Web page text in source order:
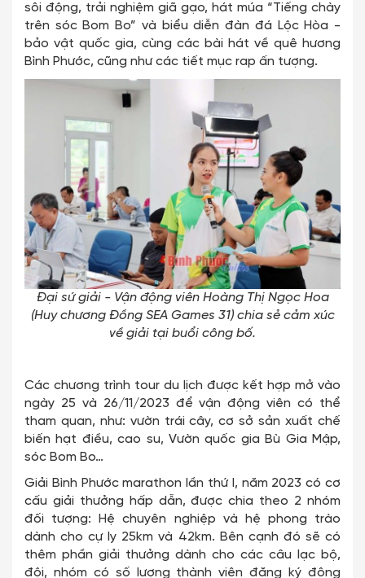
sôi động, trải nghiệm giã gạo, hát múa “Tiếng chày
trên sóc Bom Bo” và biểu diễn đàn đá Lộc Hòa -
bảo vật quốc gia, cùng các bài hát về quê hương
Bình Phước, cũng như các tiết mục rap ấn tượng.
Đại sứ giải - Vận động viên Hoàng Thị Ngọc Hoa
(Huy chương Đồng SEA Games 31) chia sẻ cảm xúc
về giải tại buổi công bố.
Các chương trình tour du lịch được kết hợp mở vào
ngày 25 và 26/11/2023 để vận động viên có thể
tham quan, như: vườn trái cây, cơ sở sản xuất chế
biến hạt điều, cao su, Vườn quốc gia Bù Gia Mập,
sóc Bom Bo…
Giải Bình Phước marathon lần thứ I, năm 2023 có cơ
cấu giải thưởng hấp dẫn, được chia theo 2 nhóm
đối tượng: Hệ chuyên nghiệp và hệ phong trào
dành cho cự ly 25km và 42km. Bên cạnh đó sẽ có
thêm phần giải thưởng dành cho các câu lạc bộ,
đội, nhóm có số lượng thành viên đăng ký đông